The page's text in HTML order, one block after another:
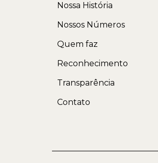
Nossa História
Nossos Números
Quem faz
Reconhecimento
Transparência
Contato